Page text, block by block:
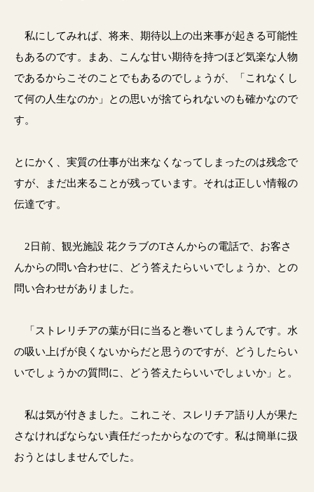
私にしてみれば、将来、期待以上の出来事が起きる可能性
もあるのです。まあ、こんな甘い期待を持つほど気楽な人物
であるからこそのことでもあるのでしょうが、「これなくし
て何の人生なのか」との思いが捨てられないのも確かなので
す。
とにかく、実質の仕事が出来なくなってしまったのは残念で
すが、まだ出来ることが残っています。それは正しい情報の
伝達です。
2日前、観光施設 花クラブのTさんからの電話で、お客さ
んからの問い合わせに、どう答えたらいいでしょうか、との
問い合わせがありました。
「ストレリチアの葉が日に当ると巻いてしまうんです。水
の吸い上げが良くないからだと思うのですが、どうしたらい
いでしょうかの質問に、どう答えたらいいでしょいか」と。
私は気が付きました。これこそ、スレリチア語り人が果た
さなければならない責任だったからなのです。私は簡単に扱
おうとはしませんでした。